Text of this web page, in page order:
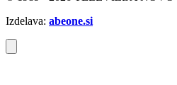
Izdelava: abeone.si